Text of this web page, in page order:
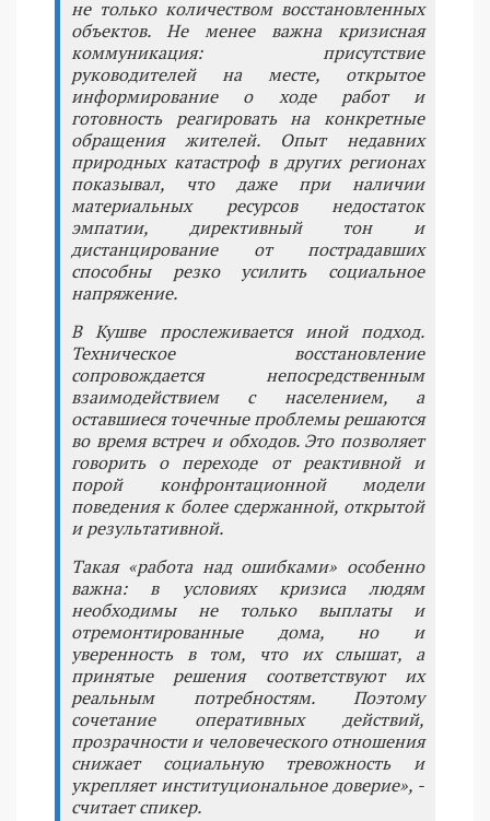
не только количеством восстановленных
объектов. Не менее важна кризисная
коммуникация: присутствие
руководителей на месте, открытое
информирование о ходе работ и
готовность реагировать на конкретные
обращения жителей. Опыт недавних
природных катастроф в других регионах
показывал, что даже при наличии
материальных ресурсов недостаток
эмпатии, директивный тон и
дистанцирование от пострадавших
способны резко усилить социальное
напряжение.
В Кушве прослеживается иной подход.
Техническое восстановление
сопровождается непосредственным
взаимодействием с населением, а
оставшиеся точечные проблемы решаются
во время встреч и обходов. Это позволяет
говорить о переходе от реактивной и
порой конфронтационной модели
поведения к более сдержанной, открытой
и результативной.
Такая «работа над ошибками» особенно
важна: в условиях кризиса людям
необходимы не только выплаты и
отремонтированные дома, но и
уверенность в том, что их слышат, а
принятые решения соответствуют их
реальным потребностям. Поэтому
сочетание оперативных действий,
прозрачности и человеческого отношения
снижает социальную тревожность и
укрепляет институциональное доверие», -
считает спикер.